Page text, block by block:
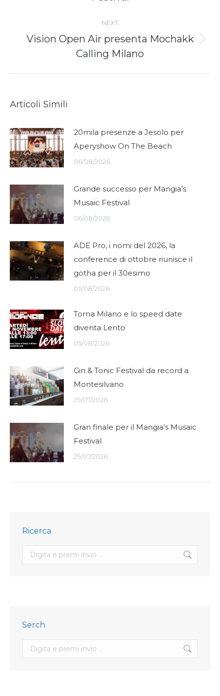
post:
NEXT
Next
post:
Vision Open Air presenta Mochakk
Calling Milano
Articoli Simili
20mila presenze a Jesolo per
Aperyshow On The Beach
06/08/2026
Grande successo per Mangia’s
Musaic Festival
06/08/2026
ADE Pro, i nomi del 2026, la
conference di ottobre riunisce il
gotha per il 30esimo
05/08/2026
Torna Milano e lo speed date
diventa Lento
05/08/2026
Gin & Tonic Festival da record a
Montesilvano
29/07/2026
Gran finale per il Mangia’s Musaic
Festival
29/07/2026
Ricerca
Search:
Serch
Search: